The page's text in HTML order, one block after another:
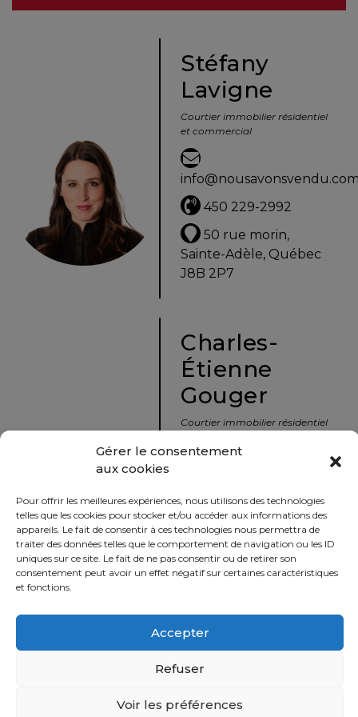
Gérer le consentement
aux cookies
Pour offrir les meilleures expériences, nous utilisons des technologies
telles que les cookies pour stocker et/ou accéder aux informations des
appareils. Le fait de consentir à ces technologies nous permettra de
traiter des données telles que le comportement de navigation ou les ID
uniques sur ce site. Le fait de ne pas consentir ou de retirer son
consentement peut avoir un effet négatif sur certaines caractéristiques
et fonctions.
Accepter
Refuser
Voir les préférences
Évaluation
Avec
un
immobilier
vers
la
tranquillité
d’esprit
défi
Stéfany
Lavigne
Courtier immobilier résidentiel
et commercial
450 229-2992
50 rue morin,
Sainte-Adèle, Québec
J8B 2P7
Charles-
Étienne
Gouger
Courtier immobilier résidentiel
450 229-2992
50 rue morin,
Sainte-Adèle, Québec
J8B 2P7
Partager
Politique